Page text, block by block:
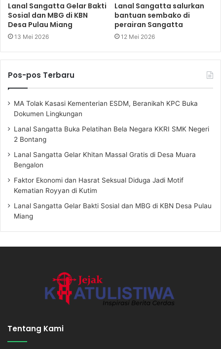
Lanal Sangatta Gelar Bakti
Sosial dan MBG di KBN
Desa Pulau Miang
13 Mei 2026
Lanal Sangatta salurkan
bantuan sembako di
perairan Sangatta
12 Mei 2026
Pos-pos Terbaru
MA Tolak Kasasi Kementerian ESDM, Beranikah KPC Buka
Dokumen Lingkungan
Lanal Sangatta Buka Pelatihan Bela Negara KKRI SMK Negeri
2 Bontang
Lanal Sangatta Gelar Khitan Massal Gratis di Desa Muara
Bengalon
Faktor Ekonomi dan Hasrat Seksual Diduga Jadi Motif
Kematian Royyan di Kutim
Lanal Sangatta Gelar Bakti Sosial dan MBG di KBN Desa Pulau
Miang
Tentang Kami